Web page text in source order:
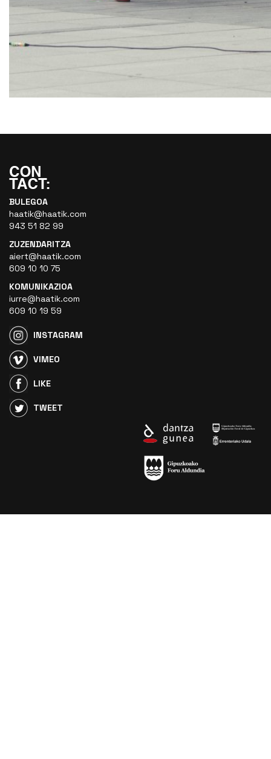
BULEGOA
haatik@haatik.com
943 51 82 99
ZUZENDARITZA
aiert@haatik.com
609 10 10 75
KOMUNIKAZIOA
iurre@haatik.com
609 10 19 59
INSTAGRAM
VIMEO
LIKE
TWEET